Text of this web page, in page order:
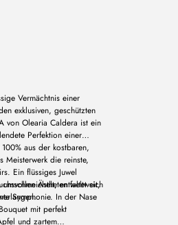
Vermächtnis einer
exklusiven, geschützten
von Olearia Caldera ist ein
Perfektion einer
aus der kostbaren,
Meisterwerk die reinste,
Ein flüssiges Juwel
Ästheten weltweit,
entfaltet sich
Symphonie. In der Nase
mit perfekt
und zartem